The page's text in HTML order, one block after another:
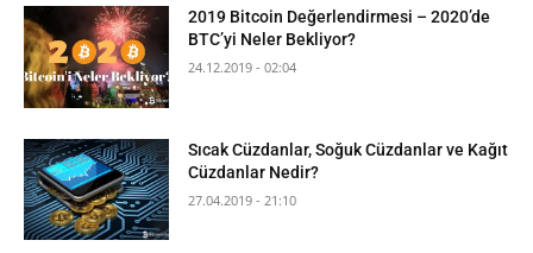
2019 Bitcoin Değerlendirmesi – 2020’de
BTC’yi Neler Bekliyor?
24.12.2019 - 02:04
Sıcak Cüzdanlar, Soğuk Cüzdanlar ve Kağıt
Cüzdanlar Nedir?
27.04.2019 - 21:10